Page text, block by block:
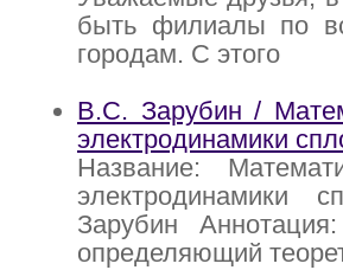
быть филиалы по
городам. С этого
В.С. Зарубин /
электродинамики
Название:
электродинамики
Зарубин
определяющий